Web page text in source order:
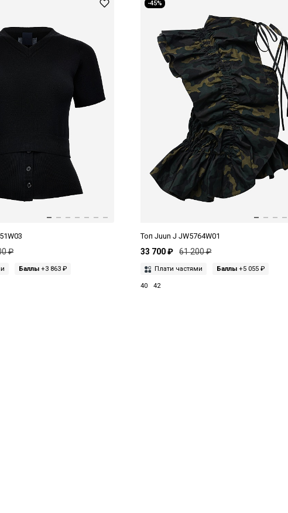
₽
Баллы +3 863 ₽
-45%
Топ Juun J JW5764W01
33 700 ₽ 61 200 ₽
Плати частями Баллы +5 055 ₽
40 42